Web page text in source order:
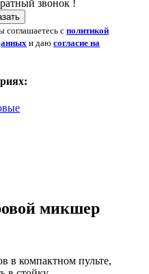
звонок !
соглашаетесь с политикой
и даю согласие на
микшер
в компактном пульте,